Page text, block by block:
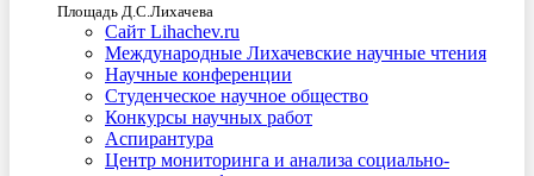
Площадь Д.С.Лихачева
Сайт Lihachev.ru
Международные Лихачевские научные чтения
Научные конференции
Студенческое научное общество
Конкурсы научных работ
Аспирантура
Центр мониторинга и анализа социально-